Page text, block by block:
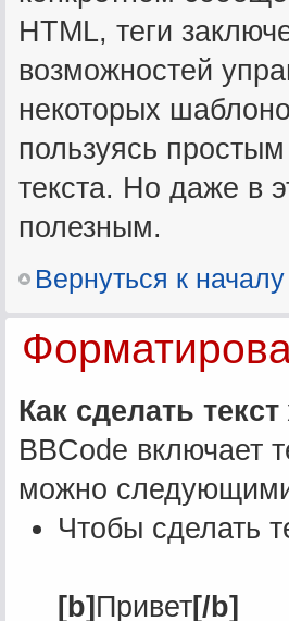
HTML, теги
возможностей
некоторых
пользуясь
текста. Но даже в
полезным.
Вернуться к началу
Как сделать
BBCode включает
можно
Чтобы сделать
[b]Привет[/b]